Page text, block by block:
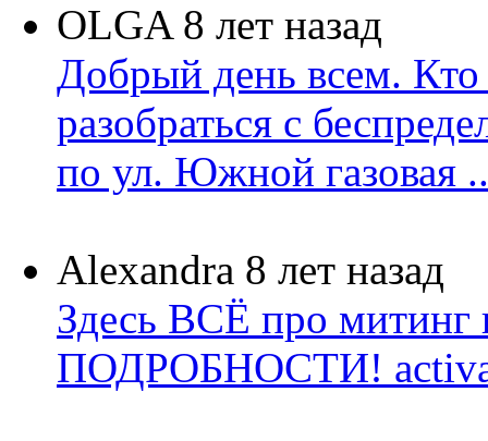
OLGA 8 лет назад
Добрый день всем.
разобраться с
по ул. Южной газовая
Alexandra 8 лет назад
Здесь ВСЁ про
ПОДРОБНОСТИ!